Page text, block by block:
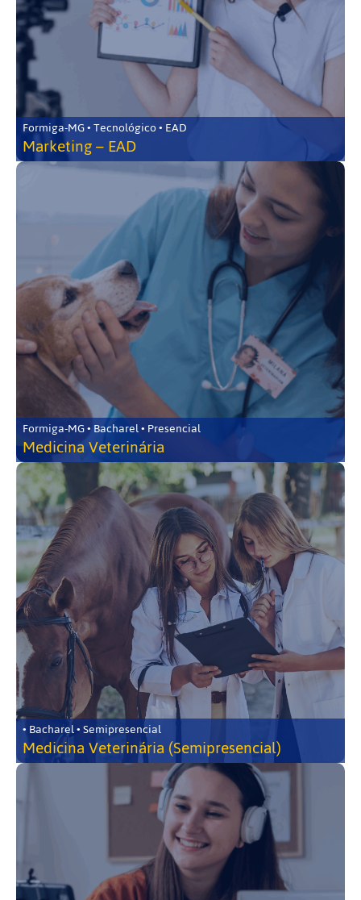
Formiga-MG • Tecnológico • EAD
Marketing – EAD
Formiga-MG • Bacharel • Presencial
Medicina Veterinária
• Bacharel • Semipresencial
Medicina Veterinária (Semipresencial)